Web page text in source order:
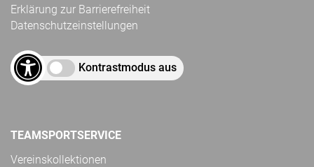
Erklärung zur Barrierefreiheit
Datenschutzeinstellungen
Kontrastmodus aus
TEAMSPORTSERVICE
Vereinskollektionen